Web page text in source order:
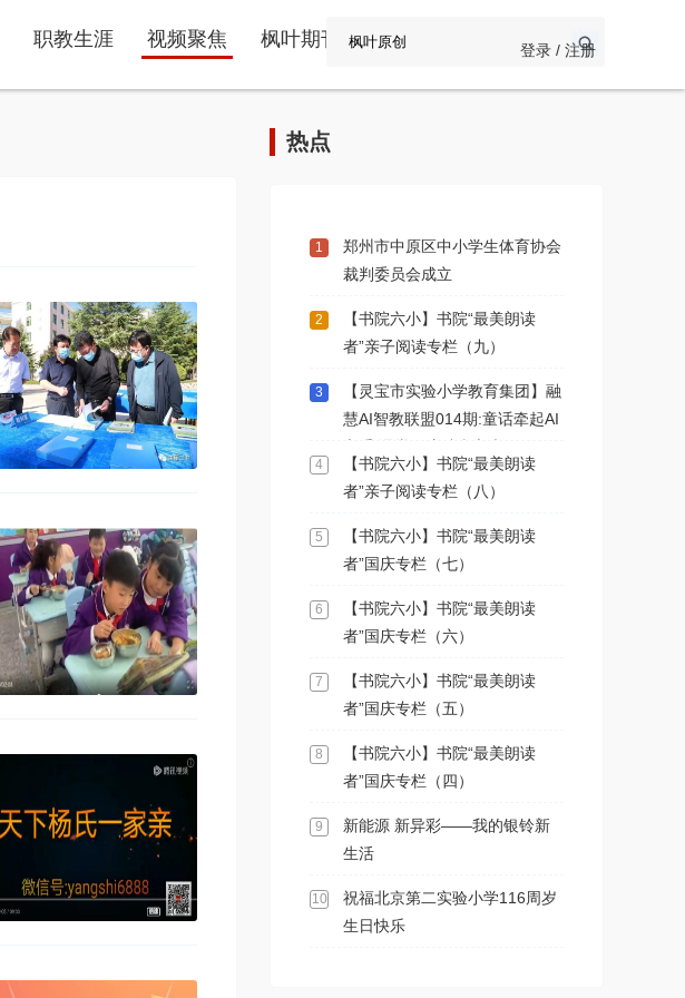
职教生涯 视频聚焦 枫叶期刊 登录 / 注册
热点
1
郑州市中原区中小学生体育协会
裁判委员会成立
2
【书院六小】书院“最美朗读
者”亲子阅读专栏（九）
3
【灵宝市实验小学教育集团】融
慧AI智教联盟014期:童话牵起AI
4
【书院六小】书院“最美朗读
者”亲子阅读专栏（八）
5
【书院六小】书院“最美朗读
者”国庆专栏（七）
6
【书院六小】书院“最美朗读
者”国庆专栏（六）
7
【书院六小】书院“最美朗读
者”国庆专栏（五）
8
【书院六小】书院“最美朗读
者”国庆专栏（四）
9
新能源 新异彩——我的银铃新
生活
10
祝福北京第二实验小学116周岁
生日快乐